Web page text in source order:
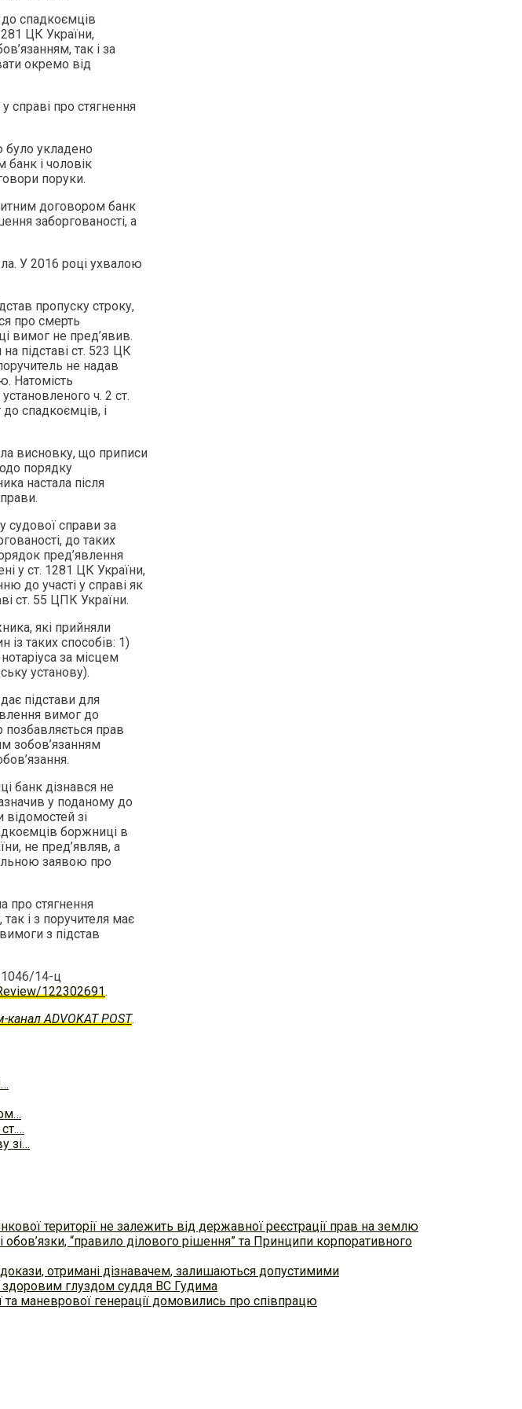
спадкоємців
ЦК України,
так і за
окремо від
справі про стягнення
було укладено
банк і чоловік
поруки.
договором банк
заборгованості, а
У 2016 році ухвалою
пропуску строку,
про смерть
вимог не пред’явив.
підставі ст. 523 ЦК
не надав
Натомість
ч. 2 ст.
спадкоємців, і
висновку, що приписи
порядку
настала після
судової справи за
до таких
пред’явлення
у ст. 1281 ЦК України,
до участі у справі як
ст. 55 ЦПК України.
які прийняли
таких способів: 1)
за місцем
установу).
підстави для
вимог до
прав
зобов’язанням
банк дізнався не
у поданому до
відомостей зі
боржниці в
не пред’являв, а
заявою про
про стягнення
і з поручителя має
з підстав
1046/14-ц
122302691.
канал ADVOKAT POST.
зі…
території не залежить від державної реєстрації прав на землю
“правило ділового рішення” та Принципи корпоративного
отримані дізнавачем, залишаються допустимими
здоровим глуздом суддя ВС Гудима
та маневрової генерації домовились про співпрацю